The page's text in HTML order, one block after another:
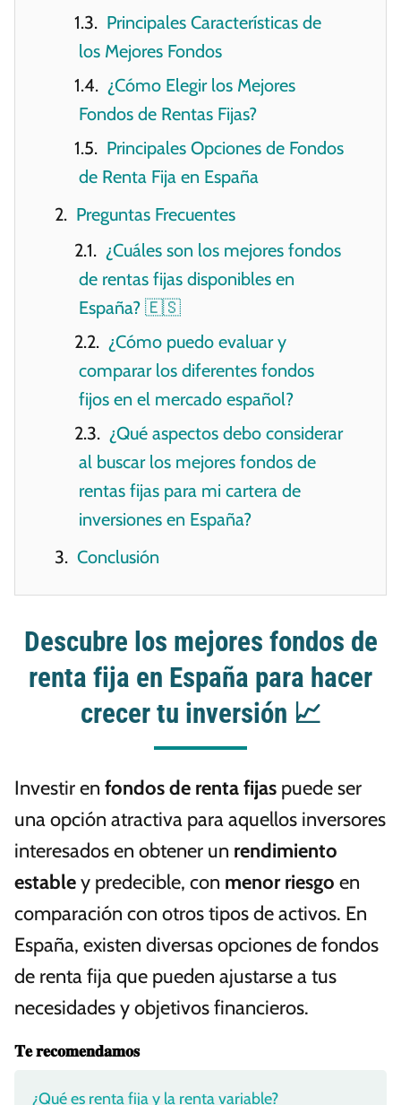
Principales Características de
los Mejores Fondos
¿Cómo Elegir los Mejores
Fondos de Rentas Fijas?
Principales Opciones de Fondos
de Renta Fija en España
Preguntas Frecuentes
¿Cuáles son los mejores fondos
de rentas fijas disponibles en
España? 🇪🇸
¿Cómo puedo evaluar y
comparar los diferentes fondos
fijos en el mercado español?
¿Qué aspectos debo considerar
al buscar los mejores fondos de
rentas fijas para mi cartera de
inversiones en España?
Conclusión
Descubre los mejores fondos de
renta fija en España para hacer
crecer tu inversión 📈
Investir en fondos de renta fijas puede ser
una opción atractiva para aquellos inversores
interesados en obtener un rendimiento
establey predecible, con menor riesgo en
comparación con otros tipos de activos. En
España, existen diversas opciones de fondos
de renta fija que pueden ajustarse a tus
necesidades y objetivos financieros.
𝐓𝐞 𝐫𝐞𝐜𝐨𝐦𝐞𝐧𝐝𝐚𝐦𝐨𝐬
¿Qué es renta fija y la renta variable?